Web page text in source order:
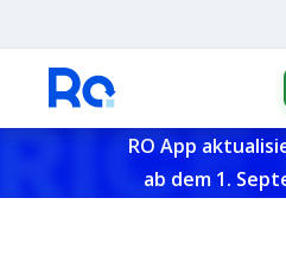
RO App
ab dem 1.